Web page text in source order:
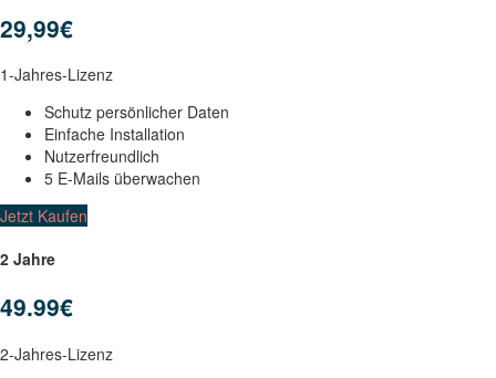
29,99€
1-Jahres-Lizenz
Schutz persönlicher Daten
Einfache Installation
Nutzerfreundlich
5 E-Mails überwachen
Jetzt Kaufen
2 Jahre
49.99€
2-Jahres-Lizenz